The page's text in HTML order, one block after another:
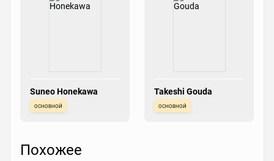
Suneo Honekawa
основной
Takeshi Gouda
основной
Похожее